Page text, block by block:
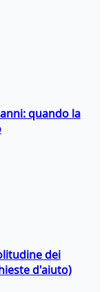
quando la
dei
d'aiuto)